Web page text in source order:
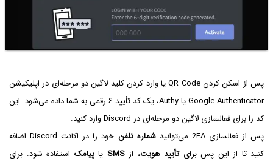
پس از اسکن کردن QR Code یا وارد کردن کلید لاگین دو مرحله‌ای در اپلیکیشن
Google Authenticator یا Authy، یک کد تأیید ۶ رقمی به شما داده می‌شود. این
کد را برای فعالسازی لاگین دو مرحله‌ای در Discord وارد کنید.
پس از فعالسازی 2FA می‌توانید
شماره تلفن
خود را در اکانت Discord اضافه
کنید تا از این پس برایتأیید هویت، ازSMS یاپیامک استفاده شود. برای